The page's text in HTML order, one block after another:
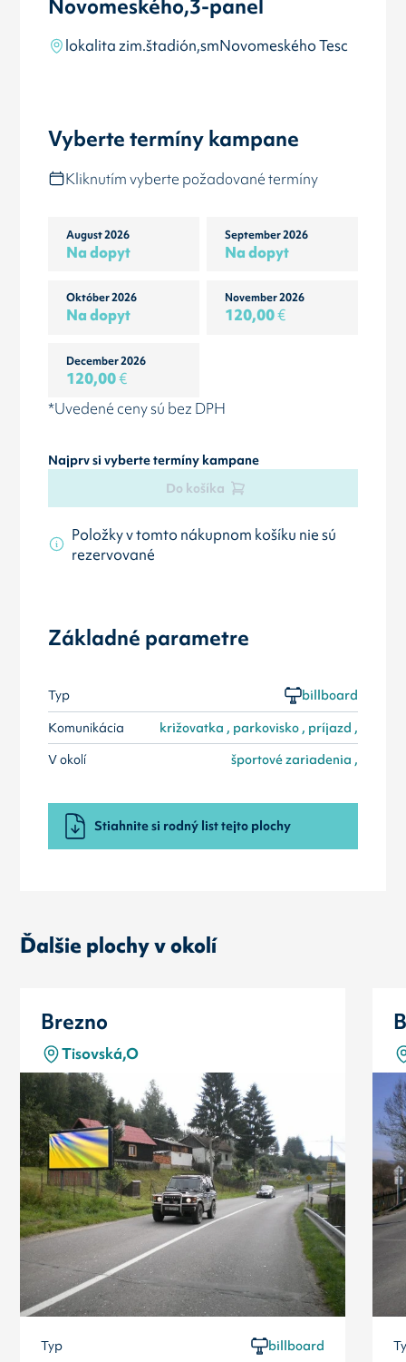
Novomeského,3-panel
lokalita zim.štadión,smNovomeského Tesc
Vyberte termíny kampane
Kliknutím vyberte požadované termíny
August 2026
Na dopyt
September 2026
Na dopyt
Október 2026
Na dopyt
November 2026
120,00€
December 2026
120,00€
*Uvedené ceny sú bez DPH
Najprv si vyberte termíny kampane
Do košíka
Položky v tomto nákupnom košíku nie sú
rezervované
Základné parametre
Typ
billboard
Komunikácia
križovatka , parkovisko , príjazd ,
V okolí
športové zariadenia ,
Stiahnite si rodný list tejto plochy
Ďalšie plochy v okolí
Brezno
Tisovská,O
Typ billboard